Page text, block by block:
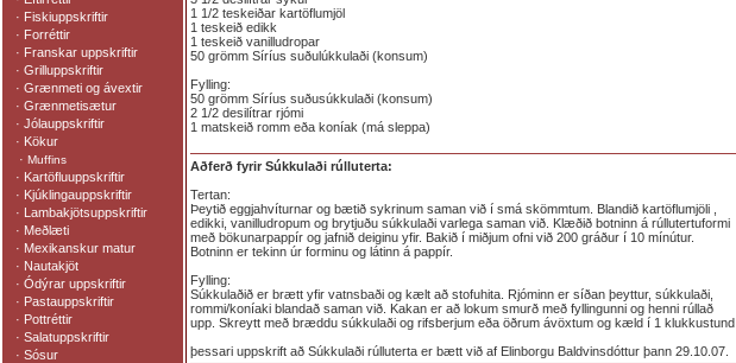
1 1/2 teskeiðar kartöflumjöl
1 teskeið edikk
1 teskeið vanilludropar
50 grömm Síríus suðulúkkulaði (konsum)
Fylling:
50 grömm Síríus suðusúkkulaði (konsum)
2 1/2 desilítrar rjómi
1 matskeið romm eða koníak (má sleppa)
Aðferð fyrir Súkkulaði rúlluterta:
Tertan:
Þeytið eggjahvíturnar og bætið sykrinum saman við í smá skömmtum. Blandið kartöflumjöli ,
edikki, vanilludropum og brytjuðu súkkulaði varlega saman við. Klæðið botninn á rúllutertuformi
með bökunarpappír og jafnið deiginu yfir. Bakið í miðjum ofni við 200 gráður í 10 mínútur.
Botninn er tekinn úr forminu og látinn á pappír.
Fylling:
Súkkulaðið er brætt yfir vatnsbaði og kælt að stofuhita. Rjóminn er síðan þeyttur, súkkulaði,
rommi/koníaki blandað saman við. Kakan er að lokum smurð með fyllingunni og henni rúllað
upp. Skreytt með bræddu súkkulaði og rifsberjum eða öðrum ávöxtum og kæld í 1 klukkustund
þessari uppskrift að Súkkulaði rúlluterta er bætt við af Elinborgu Baldvinsdóttur þann 29.10.07.
· Fiskiuppskriftir
· Forréttir
· Franskar uppskriftir
· Grilluppskriftir
· Grænmeti og ávextir
· Grænmetisætur
· Jólauppskriftir
· Kökur
· Muffins
· Kartöfluuppskriftir
· Kjúklingauppskriftir
· Lambakjötsuppskriftir
· Meðlæti
· Mexikanskur matur
· Nautakjöt
· Ódýrar uppskriftir
· Pastauppskriftir
· Pottréttir
· Salatuppskriftir
· Sósur